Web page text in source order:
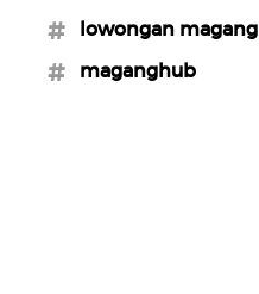
#lowongan magang
#maganghub